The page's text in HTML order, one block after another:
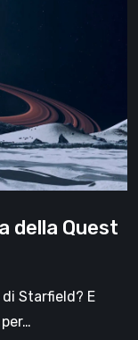
della Quest
Starfield? E